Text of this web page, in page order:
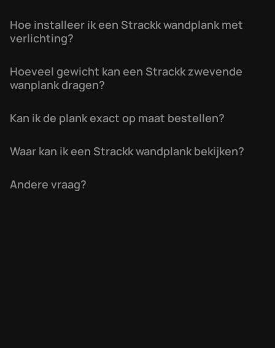
Hoe installeer ik een Strackk wandplank met
verlichting?
Hoeveel gewicht kan een Strackk zwevende
wanplank dragen?
Kan ik de plank exact op maat bestellen?
Waar kan ik een Strackk wandplank bekijken?
Andere vraag?